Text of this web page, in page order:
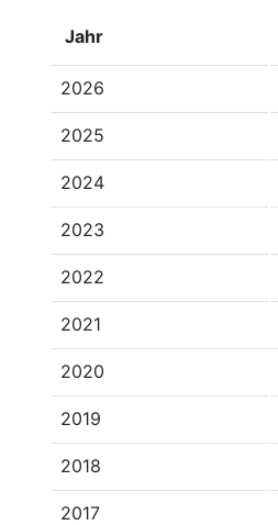
Jahr
2026
2025
2024
2023
2022
2021
2020
2019
2018
2017